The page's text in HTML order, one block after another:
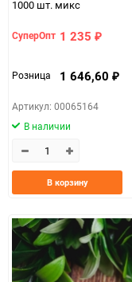
1000 шт. микс
СуперОпт 1 235 ₽
Розница 1 646,60 ₽
Артикул: 00065164
В наличии
В корзину